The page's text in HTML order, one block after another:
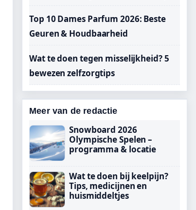
Top 10 Dames Parfum 2026: Beste
Geuren & Houdbaarheid
Wat te doen tegen misselijkheid? 5
bewezen zelfzorgtips
Meer van de redactie
Snowboard 2026
Olympische Spelen –
programma & locatie
Wat te doen bij keelpijn?
Tips, medicijnen en
huismiddeltjes